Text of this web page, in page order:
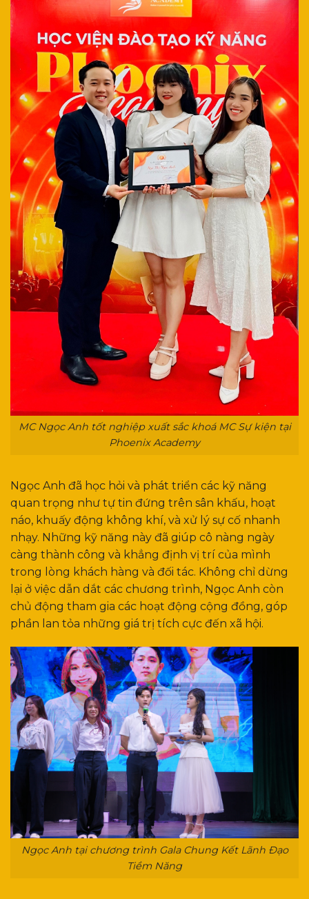
MC Ngọc Anh tốt nghiệp xuất sắc khoá MC Sự kiện tại
Phoenix Academy
Ngọc Anh đã học hỏi và phát triển các kỹ năng
quan trọng như tự tin đứng trên sân khấu, hoạt
náo, khuấy động không khí, và xử lý sự cố nhanh
nhạy. Những kỹ năng này đã giúp cô nàng ngày
càng thành công và khẳng định vị trí của mình
trong lòng khách hàng và đối tác. Không chỉ dừng
lại ở việc dẫn dắt các chương trình, Ngọc Anh còn
chủ động tham gia các hoạt động cộng đồng, góp
phần lan tỏa những giá trị tích cực đến xã hội.
Ngọc Anh tại chương trình Gala Chung Kết Lãnh Đạo
Tiềm Năng